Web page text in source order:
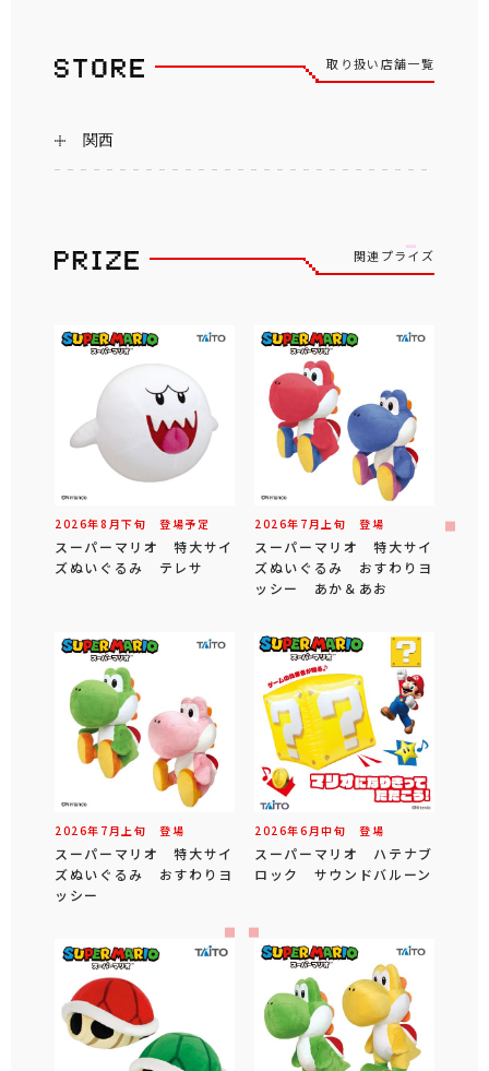
取り扱い店舗一覧
関西
関連プライズ
2026年8 月下旬 登場予定
スーパーマリオ 特大サイ
ズぬいぐるみ テレサ
2026年 7 月 上旬 登場
スーパーマリオ 特大サイ
ズぬいぐるみ おすわりヨ
ッシー あか＆あお
2026年 7 月 上旬 登場
スーパーマリオ 特大サイ
ズぬいぐるみ おすわりヨ
ッシー
2026年6 月中旬 登場
スーパーマリオ ハテナブ
ロック サウンドバルーン